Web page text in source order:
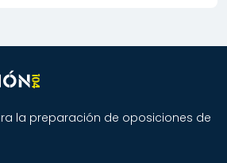
la preparación de oposiciones de